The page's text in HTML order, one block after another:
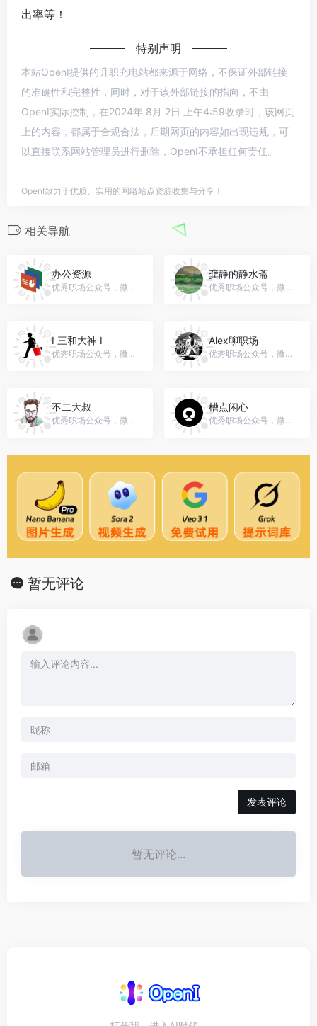
出率等！
特别声明
本站OpenI提供的升职充电站都来源于网络，不保证外部链接
的准确性和完整性，同时，对于该外部链接的指向，不由
OpenI实际控制，在2024年 8月 2日 上午4:59收录时，该网页
上的内容，都属于合规合法，后期网页的内容如出现违规，可
以直接联系网站管理员进行删除，OpenI不承担任何责任。
OpenI致力于优质、实用的网络站点资源收集与分享！
相关导航
办公资源
优秀职场公众号，微信号：ppt...
龚静的静水斋
优秀职场公众号，微信号：gh_176b1356dea8
I 三和大神 I
优秀职场公众号，微信号：QQ2433997011
Alex聊职场
优秀职场公众号，微信号：Ertiaoke
不二大叔
优秀职场公众号，微信号：gh_286be28f4b78
槽点闲心
优秀职场公众号，微信号：gh_3b8b68224149
暂无评论
发表评论
暂无评论...